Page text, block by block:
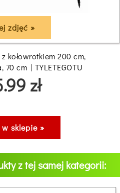
zdjęć »
kołowrotkiem 200 cm,
70 cm | TYLETEGOTU
zł
sklepie »
z tej samej kategorii: